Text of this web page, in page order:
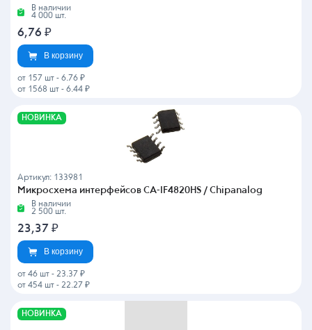
В наличии
4 000 шт.
6,76 ₽
В корзину
от 157 шт - 6.76 ₽
от 1568 шт - 6.44 ₽
НОВИНКА
Артикул: 133981
Микросхема интерфейсов CA-IF4820HS / Chipanalog
В наличии
2 500 шт.
23,37 ₽
В корзину
от 46 шт - 23.37 ₽
от 454 шт - 22.27 ₽
НОВИНКА